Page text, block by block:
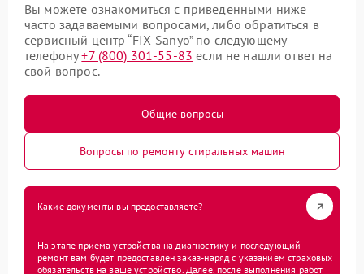
Вы можете ознакомиться с приведенными ниже
часто задаваемыми вопросами, либо обратиться в
сервисный центр “FIX-Sanyo” по следующему
телефону+7 (800) 301-55-83 если не нашли ответ на
свой вопрос.
Общие вопросы
Вопросы по ремонту стиральных машин
Какие документы вы предоставляете?
На этапе приема устройства на диагностику и последующий
ремонт вам будет предоставлен заказ-наряд с указанием страховых
обязательств на ваше устройство. Далее, после выполнения работ